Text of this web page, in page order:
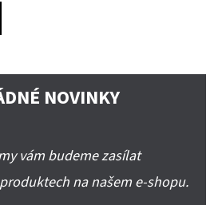
NOVINKY
vám budeme zasílat
na našem e-shopu.